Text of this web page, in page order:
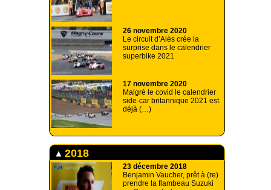
26 novembre 2020
Le circuit d’Alès crée la
surprise dans le calendrier
superbike 2021
17 novembre 2020
Malgré le covid le calendrier
side-car britannique 2021 est
déjà (…)
2018
23 décembre 2018
Benjamin Vaucher, prêt à (re)
prendre la flambeau Suzuki